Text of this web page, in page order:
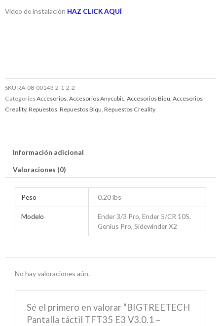
Video de instalación HAZ CLICK AQUÍ
SKU RA-08-00143-2-1-2-2
CategoriesAccesorios Accesorios Anycubic Accesorios Biqu Accesorios
Creality, Repuestos Repuestos Biqu Repuestos Creality
Información adicional
Valoraciones (0)
Peso 0.20 lbs
Modelo
Ender 3/3 Pro, Ender 5/CR 10S,
Genius Pro, Sidewinder X2
No hay valoraciones aún.
Sé el primero en valorar “BIGTREETECH
Pantalla táctil TFT35 E3 V3.0.1 –